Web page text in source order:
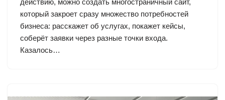
действию, можно создать многостраничный сайт,
который закроет сразу множество потребностей
бизнеса: расскажет об услугах, покажет кейсы,
соберёт заявки через разные точки входа.
Казалось…